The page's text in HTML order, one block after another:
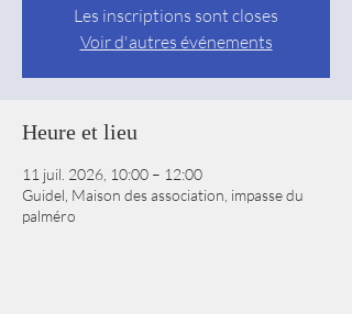
Les inscriptions sont closes
Voir d'autres événements
Heure et lieu
11 juil. 2026, 10:00 – 12:00
Guidel, Maison des association, impasse du
palméro